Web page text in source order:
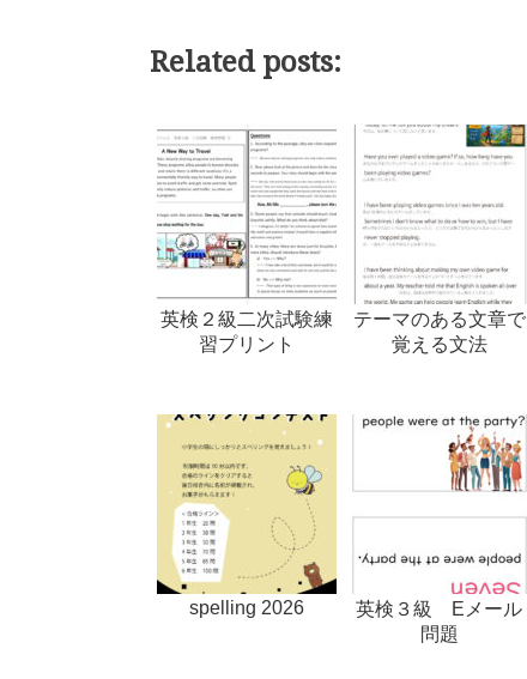
Related posts:
英検２級二次試験練
習プリント
テーマのある文章で
覚える文法
spelling 2026
英検３級 Eメール
問題